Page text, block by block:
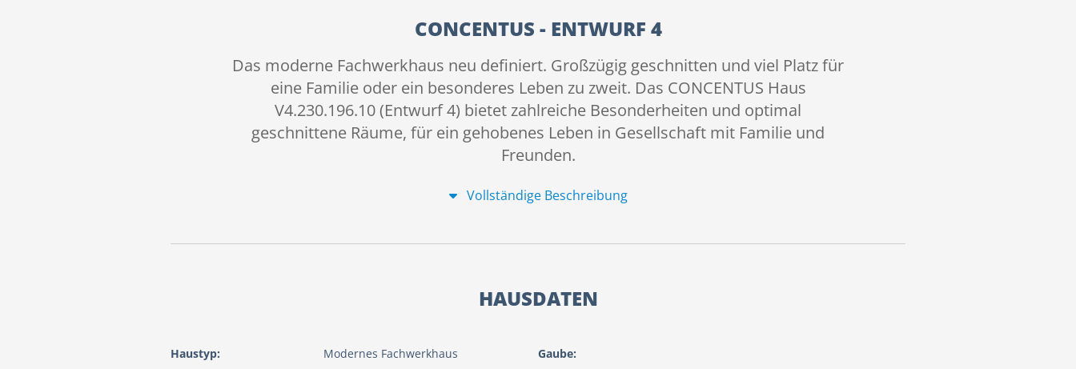
CONCENTUS - ENTWURF 4
Das moderne Fachwerkhaus neu definiert. Großzügig geschnitten und viel Platz für
eine Familie oder ein besonderes Leben zu zweit. Das CONCENTUS Haus
V4.230.196.10 (Entwurf 4) bietet zahlreiche Besonderheiten und optimal
geschnittene Räume, für ein gehobenes Leben in Gesellschaft mit Familie und
Freunden.
Vollständige Beschreibung
HAUSDATEN
Haustyp: Modernes Fachwerkhaus Gaube: